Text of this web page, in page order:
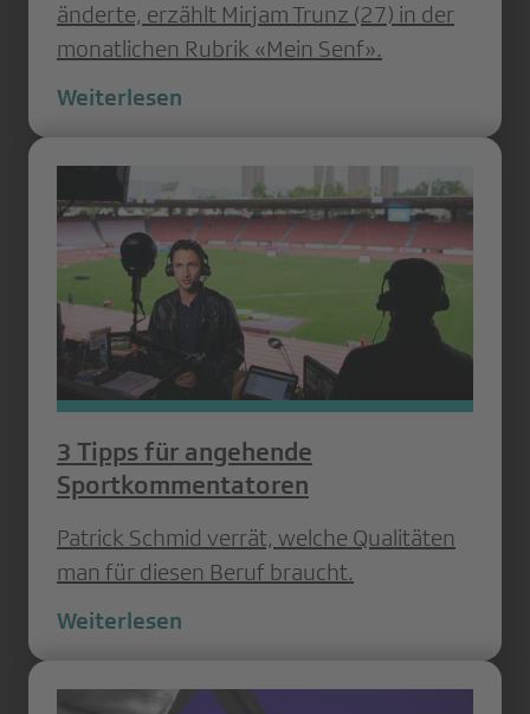
änderte, erzählt Mirjam Trunz (27) in der
monatlichen Rubrik «Mein Senf».
Weiterlesen
3 Tipps für angehende
Sportkommentatoren
Patrick Schmid verrät, welche Qualitäten
man für diesen Beruf braucht.
Weiterlesen